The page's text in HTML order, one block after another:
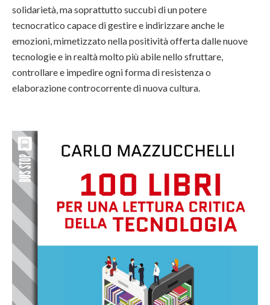
solidarietà, ma soprattutto succubi di un potere
tecnocratico capace di gestire e indirizzare anche le
emozioni, mimetizzato nella positività offerta dalle nuove
tecnologie e in realtà molto più abile nello sfruttare,
controllare e impedire ogni forma di resistenza o
elaborazione controcorrente di nuova cultura.